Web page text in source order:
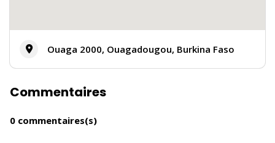
Ouaga 2000, Ouagadougou, Burkina Faso
Commentaires
0 commentaires(s)